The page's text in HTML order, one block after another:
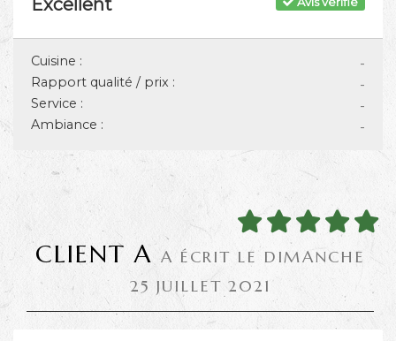
Excellent
-
Cuisine :
-
Rapport qualité / prix :
-
Service :
-
Ambiance :
CLIENT A A ÉCRIT LE DIMANCHE
25 JUILLET 2021